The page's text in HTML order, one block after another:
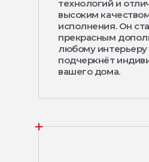
технологий и
высоким
исполнения. Он
прекрасным
любому интерьеру
подчеркнёт
вашего дома.